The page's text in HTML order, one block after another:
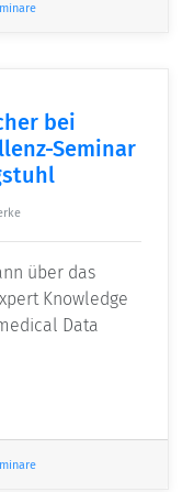
bei
Seminar
über das
Knowledge
Data